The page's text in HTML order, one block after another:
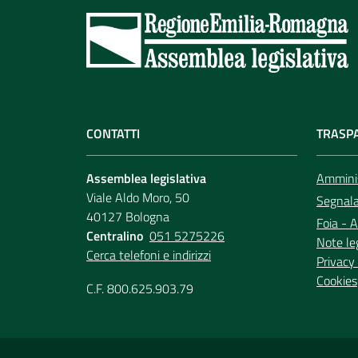
CONTATTI
Assemblea legislativa
Viale Aldo Moro, 50
40127 Bologna
Centralino 051 5275226
Cerca telefoni e indirizzi
C.F. 800.625.903.79
Foia -
Note
Cookies